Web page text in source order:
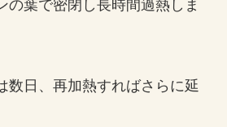
の葉で密閉し長時間過熱しま
数日、再加熱すればさらに延